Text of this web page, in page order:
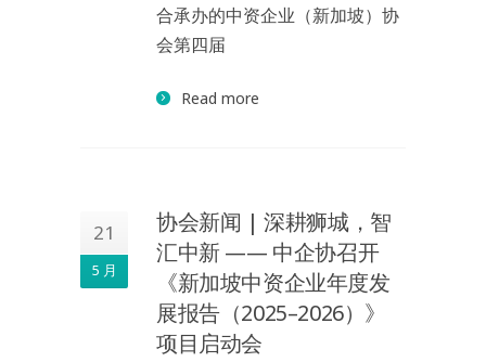
合承办的中资企业（新加坡）协
会第四届
Read more
21
5 月
协会新闻 | 深耕狮城，智
汇中新 —— 中企协召开
《新加坡中资企业年度发
展报告（2025–2026）》
项目启动会